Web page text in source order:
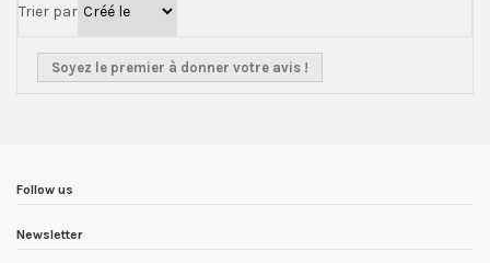
Trier par
Soyez le premier à donner votre avis !
Follow us
Newsletter